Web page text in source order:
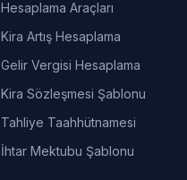
Hesaplama Araçları
Kira Artış Hesaplama
Gelir Vergisi Hesaplama
Kira Sözleşmesi Şablonu
Tahliye Taahhütnamesi
İhtar Mektubu Şablonu